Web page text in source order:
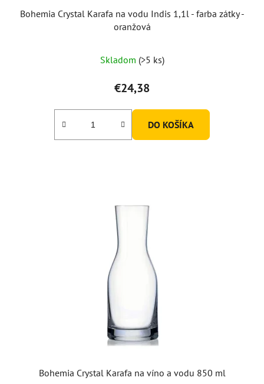
Bohemia Crystal Karafa na vodu Indis 1,1l - farba zátky -
oranžová
hodnotenie
produktu
je
3,0
Skladom (>5 ks)
€24,38
DO KOŠÍKA
Bohemia Crystal Karafa na víno a vodu 850 ml